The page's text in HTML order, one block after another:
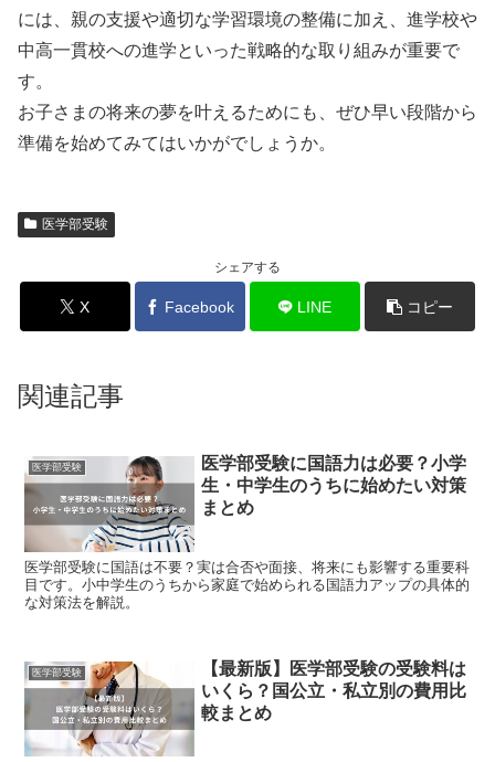
には、親の支援や適切な学習環境の整備に加え、進学校や
中高一貫校への進学といった戦略的な取り組みが重要で
す。
お子さまの将来の夢を叶えるためにも、ぜひ早い段階から
準備を始めてみてはいかがでしょうか。
医学部受験
シェアする
X Facebook LINE コピー
関連記事
医学部受験
医学部受験に国語力は必要？小学
生・中学生のうちに始めたい対策
まとめ
医学部受験に国語は不要？実は合否や面接、将来にも影響する重要科
目です。小中学生のうちから家庭で始められる国語力アップの具体的
な対策法を解説。
医学部受験
【最新版】医学部受験の受験料は
いくら？国公立・私立別の費用比
較まとめ